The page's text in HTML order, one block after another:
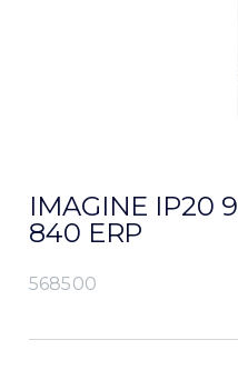
IMAGINE IP20
840 ERP
568500